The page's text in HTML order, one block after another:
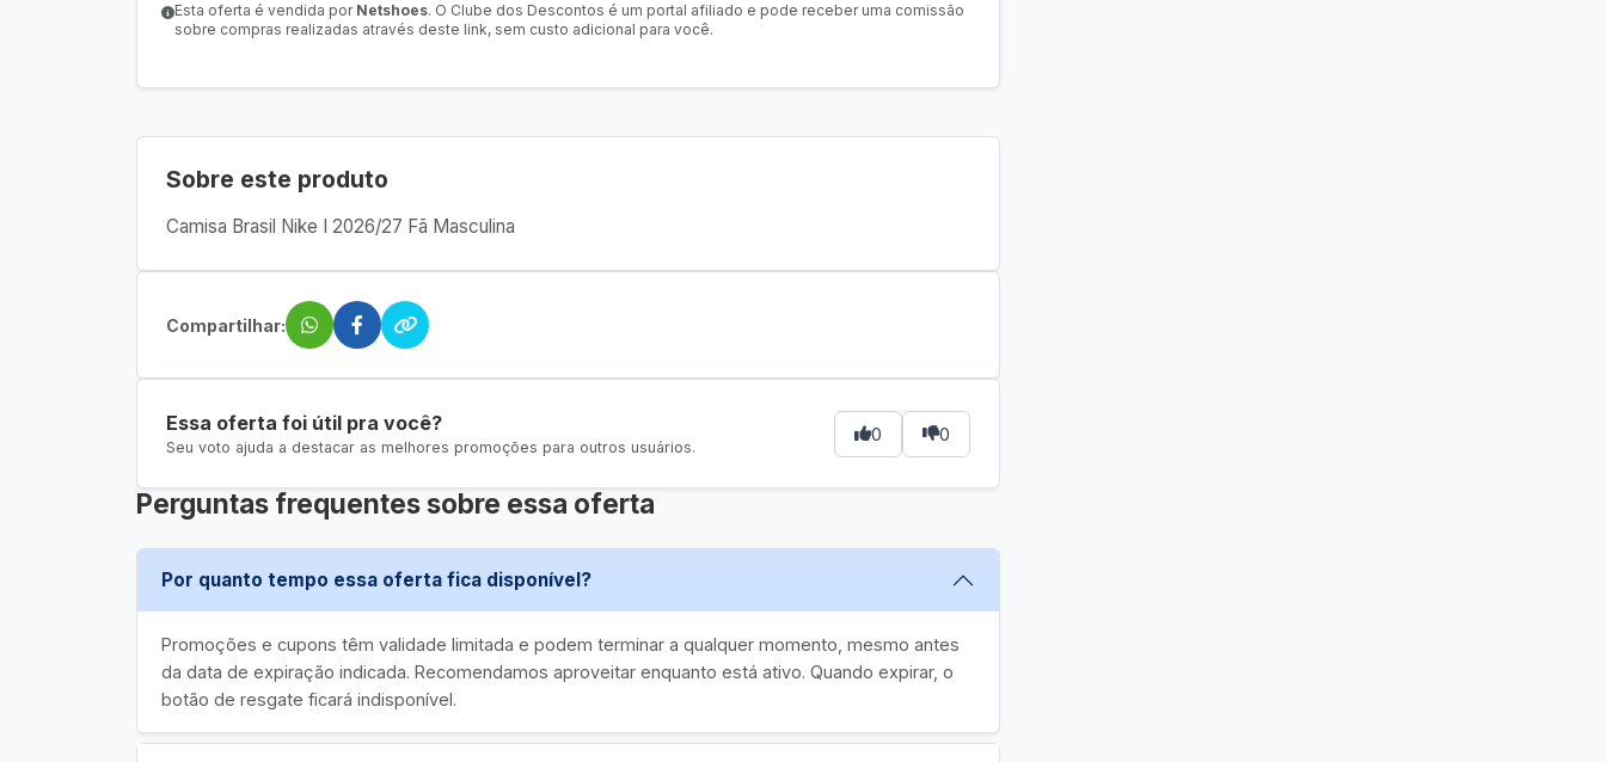
Esta oferta é vendida por Netshoes. O Clube dos Descontos é um portal afiliado e pode receber uma comissão
sobre compras realizadas através deste link, sem custo adicional para você.
Sobre este produto
Camisa Brasil Nike I 2026/27 Fã Masculina
Compartilhar:
Essa oferta foi útil pra você?
Seu voto ajuda a destacar as melhores promoções para outros usuários.
0 0
Perguntas frequentes sobre essa oferta
Por quanto tempo essa oferta fica disponível?
Promoções e cupons têm validade limitada e podem terminar a qualquer momento, mesmo antes
da data de expiração indicada. Recomendamos aproveitar enquanto está ativo. Quando expirar, o
botão de resgate ficará indisponível.